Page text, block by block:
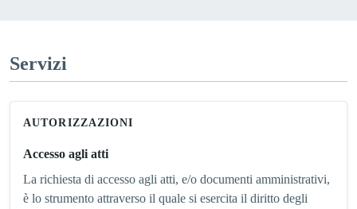
Servizi
AUTORIZZAZIONI
Accesso agli atti
La richiesta di accesso agli atti, e/o documenti amministrativi,
è lo strumento attraverso il quale si esercita il diritto degli